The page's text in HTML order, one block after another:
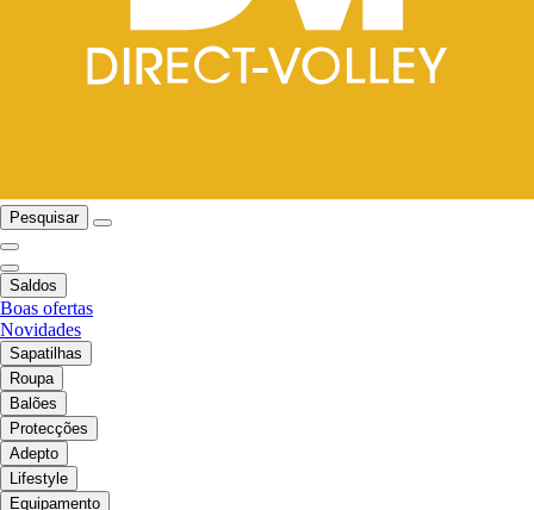
Pesquisar
Saldos
Boas ofertas
Novidades
Sapatilhas
Roupa
Balões
Protecções
Adepto
Lifestyle
Equipamento